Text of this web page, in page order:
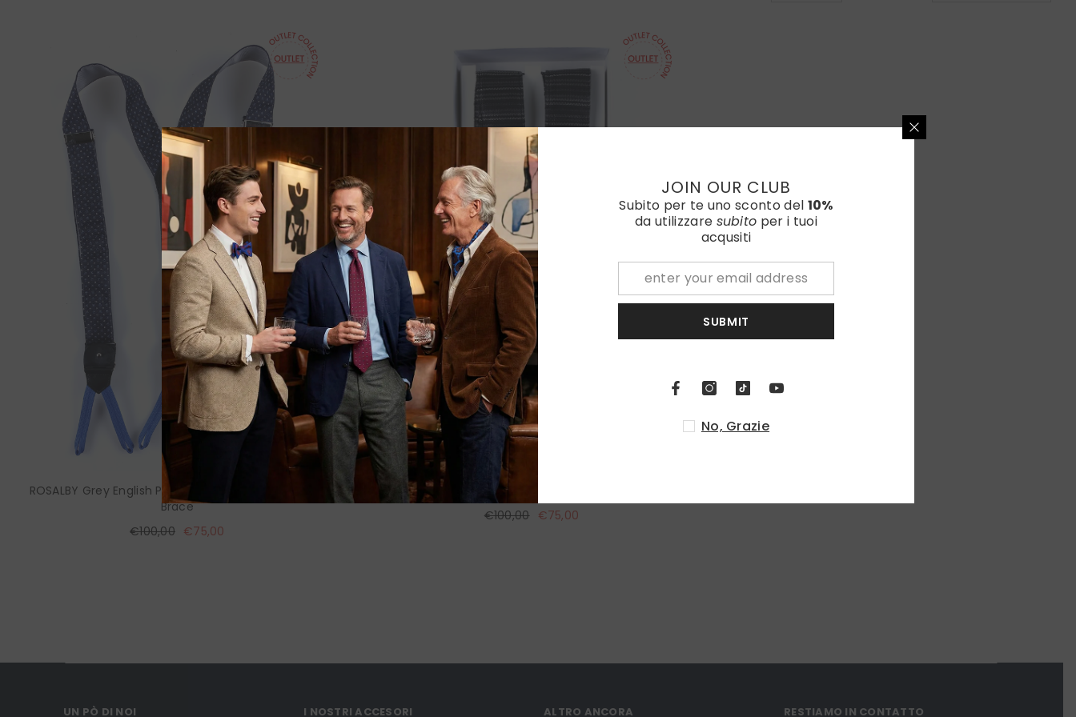
ROSALBY Grey English Printed Silk Clip & Lace Hybrid
Brace
€100,00 €75,00
JAMES Black Pure Woven Silk Braces with Clips and Laces
€100,00 €75,00
UN PÒ DI NOI I NOSTRI ACCESORI ALTRO ANCORA RESTIAMO IN CONTATTO
JOIN OUR CLUB
Subito per te uno sconto del 10%
da utilizzare subito per i tuoi
acqusiti
SUBMIT
No, Grazie